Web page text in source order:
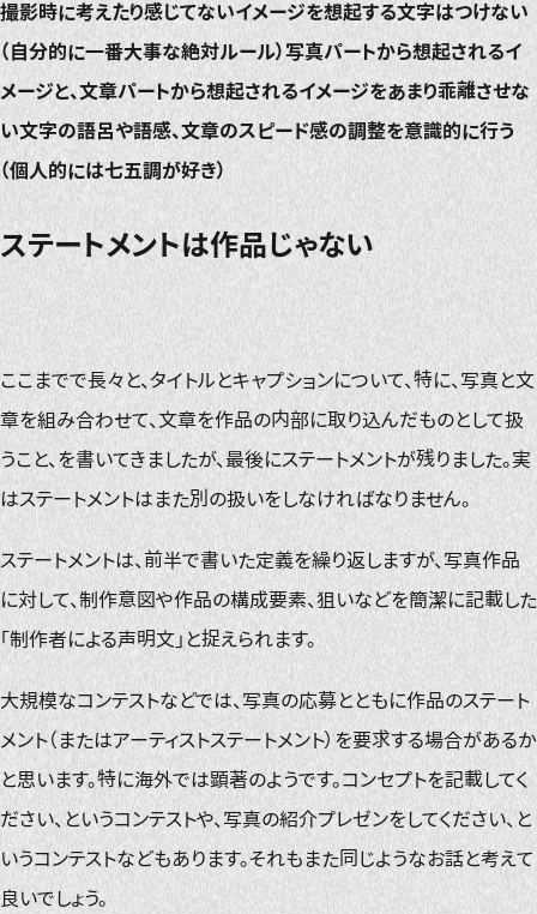
撮影時に考えたり感じてないイメージを想起する文字はつけない
（自分的に一番大事な絶対ルール）写真パートから想起されるイ
メージと、文章パートから想起されるイメージをあまり乖離させな
い文字の語呂や語感、文章のスピード感の調整を意識的に行う
（個人的には七五調が好き）
ステートメントは作品じゃない
ここまでで長々と、タイトルとキャプションについて、特に、写真と文
章を組み合わせて、文章を作品の内部に取り込んだものとして扱
うこと、を書いてきましたが、最後にステートメントが残りました。実
はステートメントはまた別の扱いをしなければなりません。
ステートメントは、前半で書いた定義を繰り返しますが、写真作品
に対して、制作意図や作品の構成要素、狙いなどを簡潔に記載した
「制作者による声明文」と捉えられます。
大規模なコンテストなどでは、写真の応募とともに作品のステート
メント（またはアーティストステートメント）を要求する場合があるか
と思います。特に海外では顕著のようです。コンセプトを記載してく
ださい、というコンテストや、写真の紹介プレゼンをしてください、と
いうコンテストなどもあります。それもまた同じようなお話と考えて
良いでしょう。